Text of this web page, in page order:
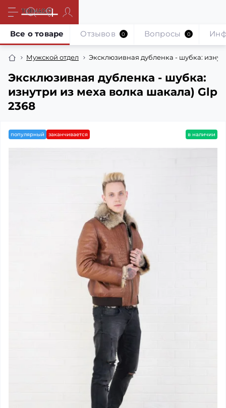
Мужской отдел Эксклюзивная дубленка - шубка:
Эксклюзивная дубленка - шубка:
изнутри из меха волка шакала) Glp
2368
Все о товаре Отзывов 0 Вопросы 0
популярный заканчивается в наличии